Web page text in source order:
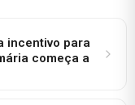
incentivo para
começa a